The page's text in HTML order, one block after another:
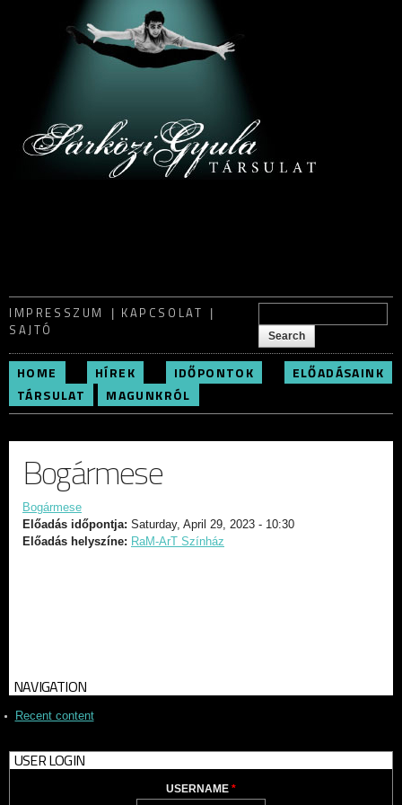
Skip to
main
content
IMPRESSZUM
KAPCSOLAT
SAJTÓ
Search form
HOME HÍREK IDŐPONTOK
ELŐADÁSAINK
TÁRSULAT
MAGUNKRÓL
Bogármese
Bogármese
Előadás időpontja: Saturday, April 29, 2023 - 10:30
Előadás helyszíne: RaM-ArT Színház
NAVIGATION
Recent content
USER LOGIN
USERNAME *